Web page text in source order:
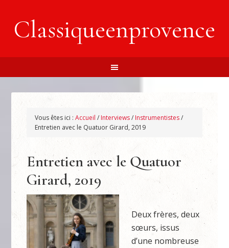
Classiqueenprovence
Vous êtes ici :Accueil / Interviews/ Instrumentistes/
Entretien avec le Quatuor Girard, 2019
Entretien avec le Quatuor
Girard, 2019
Deux frères, deux
sœurs, issus
d’une nombreuse